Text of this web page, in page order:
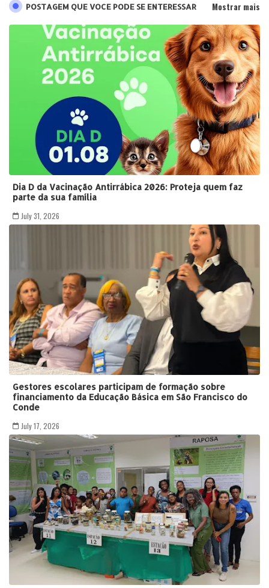
POSTAGEM QUE VOCE PODE SE ENTERESSAR Mostrar mais
Dia D da Vacinação Antirrábica 2026: Proteja quem faz
parte da sua família
July 31, 2026
Gestores escolares participam de formação sobre
financiamento da Educação Básica em São Francisco do
Conde
July 17, 2026